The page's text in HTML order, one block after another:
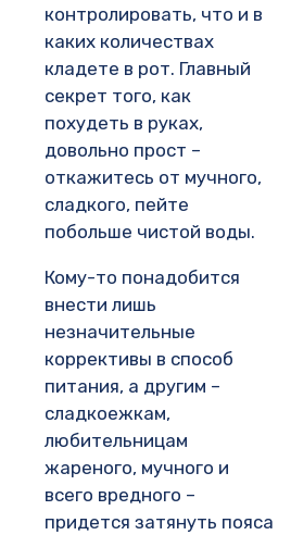
контролировать, что и в
каких количествах
кладете в рот. Главный
секрет того, как
похудеть в руках,
довольно прост –
откажитесь от мучного,
сладкого, пейте
побольше чистой воды.
Кому-то понадобится
внести лишь
незначительные
коррективы в способ
питания, а другим –
сладкоежкам,
любительницам
жареного, мучного и
всего вредного –
придется затянуть пояса